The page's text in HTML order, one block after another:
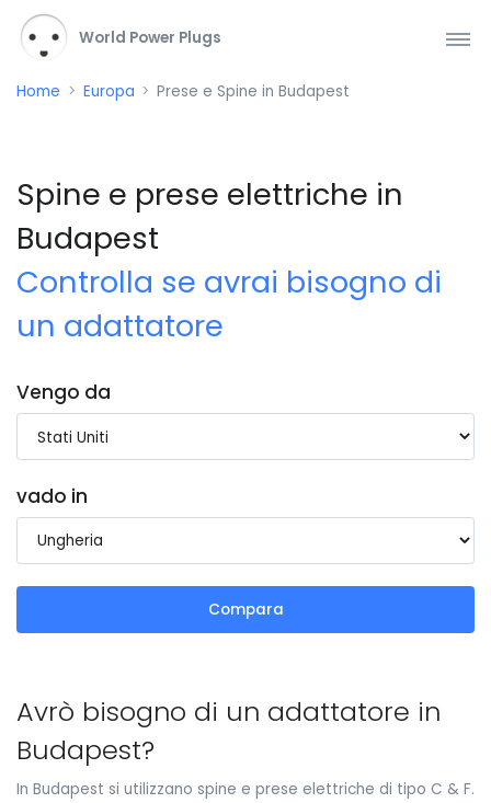
World Power Plugs
Home Europa Prese e Spine in Budapest
Spine e prese elettriche in
Budapest
Controlla se avrai bisogno di
un adattatore
Vengo da
vado in
Compara
Avrò bisogno di un adattatore in
Budapest?
In Budapest si utilizzano spine e prese elettriche di tipo C & F.